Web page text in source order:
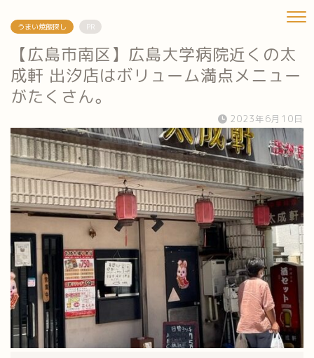
うまい焼飯探し PR
【広島市南区】広島大学病院近くの太
成軒 出汐店はボリューム満点メニュー
がたくさん。
2023年6月10日